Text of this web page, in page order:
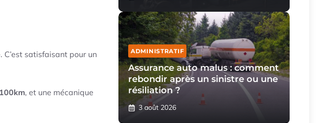
. C’est satisfaisant pour un
, et une mécanique
ADMINISTRATIF
Assurance auto malus : comment
rebondir après un sinistre ou une
résiliation ?
3 août 2026